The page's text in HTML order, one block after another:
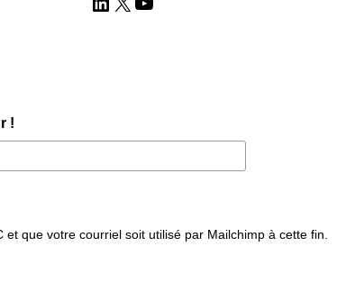
!
que votre courriel soit utilisé par Mailchimp à cette fin.